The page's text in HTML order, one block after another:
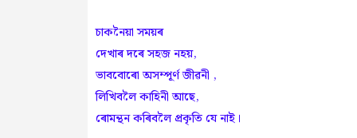
চাকনৈয়া সময়ৰ
দেখাৰ দৰে সহজ নহয়,
ভাববোৰো অসম্পূৰ্ণ জীৱনী ,
লিখিবলৈ কাহিনী আছে,
ৰোমন্থন কৰিবলৈ প্ৰকৃতি যে নাই।